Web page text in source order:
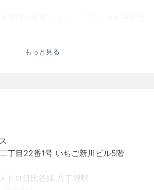
対策は「守ること」に主眼を置いてき
した課題に対し、データを分散・無意
。
いようにする」のではなく、 「盗まれ
データ利活用を両立する社会の実現を
立以来、 国立研究開発法人産業技術総
の共同研究で世界的な成果をあげ、 国
もっと見る
丁目22番1号 いちご新川ビル5階
トロ日比谷線 八丁堀駅​